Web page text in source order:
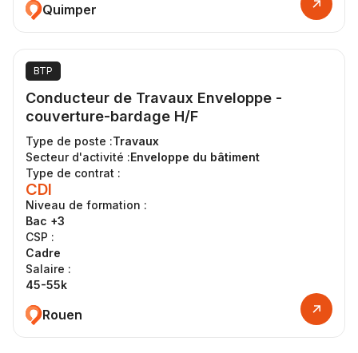
Quimper
BTP
Conducteur de Travaux Enveloppe -
couverture-bardage H/F
Type de poste :Travaux
Secteur d'activité :Enveloppe du bâtiment
Type de contrat :
CDI
Niveau de formation :
Bac +3
CSP :
Cadre
Salaire :
45-55k
Rouen